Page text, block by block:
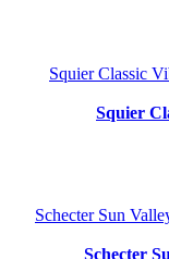
Squier
Schecter